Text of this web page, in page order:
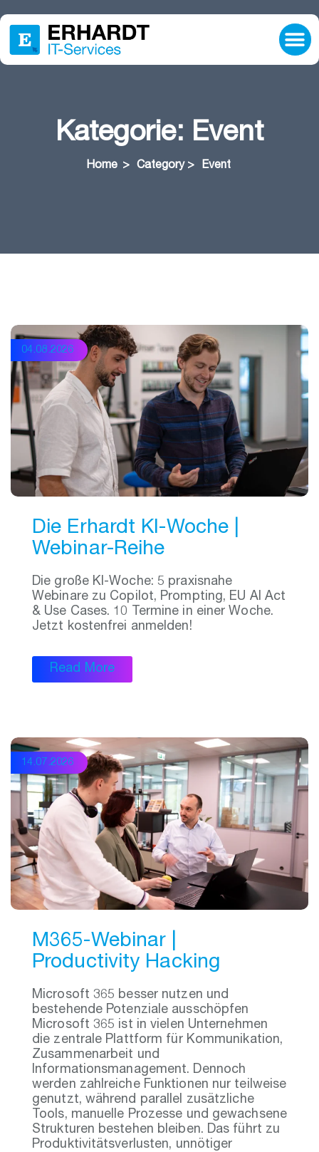
Kategorie: Event
Home > Category > Event
04.08.2026
Die Erhardt KI-Woche |
Webinar-Reihe
Die große KI-Woche: 5 praxisnahe
Webinare zu Copilot, Prompting, EU AI Act
& Use Cases. 10 Termine in einer Woche.
Jetzt kostenfrei anmelden!
Read More
14.07.2026
M365-Webinar |
Productivity Hacking
Microsoft 365 besser nutzen und
bestehende Potenziale ausschöpfen
Microsoft 365 ist in vielen Unternehmen
die zentrale Plattform für Kommunikation,
Zusammenarbeit und
Informationsmanagement. Dennoch
werden zahlreiche Funktionen nur teilweise
genutzt, während parallel zusätzliche
Tools, manuelle Prozesse und gewachsene
Strukturen bestehen bleiben. Das führt zu
Produktivitätsverlusten, unnötiger